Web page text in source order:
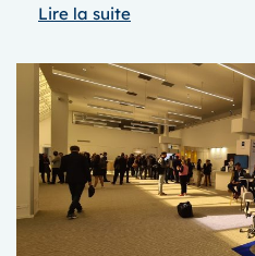
Lire la suite:
MARATHON
&
COURSE
aux
couleurs
de